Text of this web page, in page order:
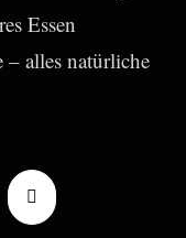
Essen
alles natürliche